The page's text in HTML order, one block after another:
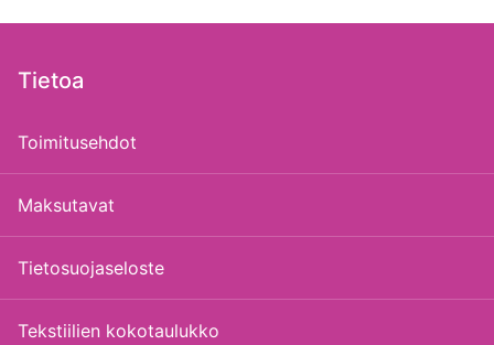
Tietoa
Toimitusehdot
Maksutavat
Tietosuojaseloste
Tekstiilien kokotaulukko